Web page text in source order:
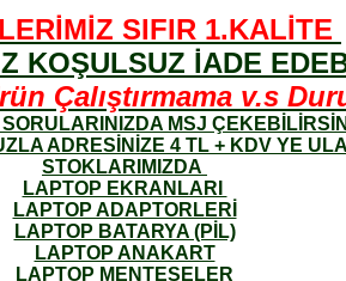
SIFIR 1.KALİTE
KOŞULSUZ İADE
Çalıştırmama v.s
MSJ
ADRESİNİZE 4 TL + KDV YE
STOKLARIMIZDA
LAPTOP EKRANLARI
LAPTOP ADAPTORLERİ
LAPTOP BATARYA (PİL)
LAPTOP ANAKART
LAPTOP MENTEŞELER